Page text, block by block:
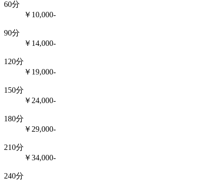
60分
￥10,000-
90分
￥14,000-
120分
￥19,000-
150分
￥24,000-
180分
￥29,000-
210分
￥34,000-
240分